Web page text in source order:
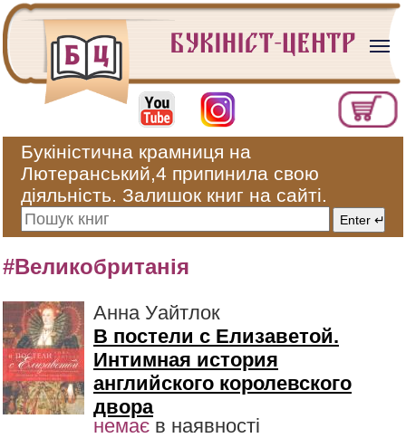
Букіністична крамниця на
Лютеранський,4 припинила свою
діяльність. Залишок книг на сайті.
#Великобританія
Анна Уайтлок
В постели с Елизаветой.
Интимная история
английского королевского
двора
немає в наявності